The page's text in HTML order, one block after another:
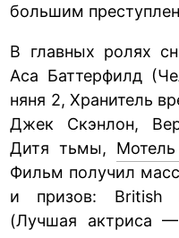
большим
В главных ролях
Аса Баттерфилд
няня 2, Хранитель
Джек Скэнлон,
Дитя тьмы,
Фильм получил
и призов: British
(Лучшая актриса